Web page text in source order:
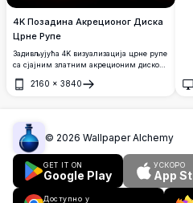
4K Позадина Акреционог Диска
Црне Рупе
Задивљујућа 4K визуализација црне рупе
са сјајним златним акреционим диском,
сочиво. Задивљујуће уметничко дело
2160 × 3840
Отвори
© 2026 Wallpaper Alchemy
GET IT ON
Google Play
УСКОРО
App
Доступно у